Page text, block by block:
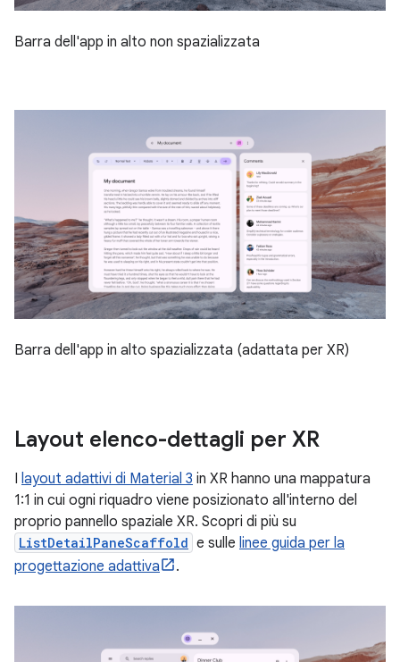
Barra dell'app in alto non spazializzata
Barra dell'app in alto spazializzata (adattata per XR)
Layout elenco-dettagli per XR
I layout adattivi di Material 3 in XR hanno una mappatura
1:1 in cui ogni riquadro viene posizionato all'interno del
proprio pannello spaziale XR. Scopri di più su
ListDetailPaneScaffold e sulle linee guida per la
progettazione adattiva
.